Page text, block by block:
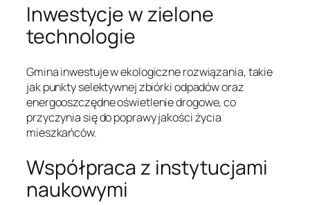
Inwestycje w zielone
technologie
Gmina inwestuje w ekologiczne rozwiązania, takie
jak punkty selektywnej zbiórki odpadów oraz
energooszczędne oświetlenie drogowe, co
przyczynia się do poprawy jakości życia
mieszkańców.
Współpraca z instytucjami
naukowymi